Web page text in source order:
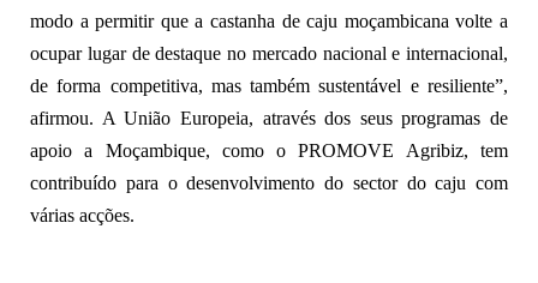
modo a permitir que a castanha de caju moçambicana volte a
ocupar lugar de destaque no mercado nacional e internacional,
de forma competitiva, mas também sustentável e resiliente”,
afirmou. A União Europeia, através dos seus programas de
apoio a Moçambique, como o PROMOVE Agribiz, tem
contribuído para o desenvolvimento do sector do caju com
várias acções.